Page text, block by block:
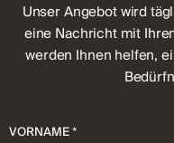
Unser Angebot wird
eine Nachricht mit
werden Ihnen helfen,
VORNAME *